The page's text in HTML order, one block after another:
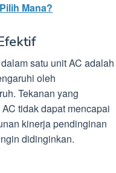
Mana?
satu unit AC adalah
oleh
Tekanan yang
tidak dapat mencapai
kinerja pendinginan
didinginkan.